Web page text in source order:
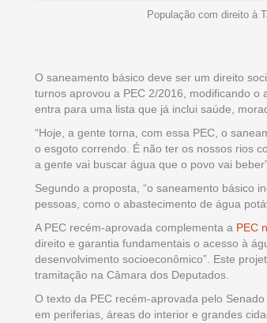
População com direito à
O saneamento básico deve ser um direito
turnos aprovou a PEC 2/2016, modificando o
entra para uma lista que já inclui saúde,
“Hoje, a gente torna, com essa PEC, o
o esgoto correndo. É não ter os nossos rios
a gente vai buscar água que o povo vai
Segundo a proposta, “o saneamento básico
pessoas, como o abastecimento de água
A PEC recém-aprovada complementa a PEC
direito e garantia fundamentais o acesso à
desenvolvimento socioeconômico”. Este
tramitação na Câmara dos Deputados.
O texto da PEC recém-aprovada pelo
em periferias, áreas do interior e grandes